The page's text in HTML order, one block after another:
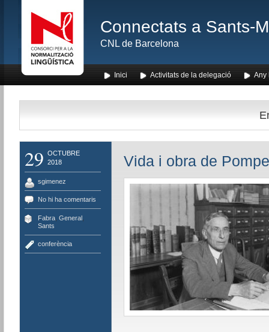
Connectats a Sants-
CNL de Barcelona
Inici Activitats de la delegació Any
29 OCTUBRE
2018
sgimenez
No hi ha comentaris
Fabra, General,
Sants
conferència
Vida i obra de